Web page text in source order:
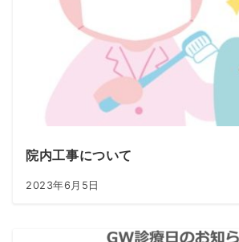
院内工事について
2023年6月5日